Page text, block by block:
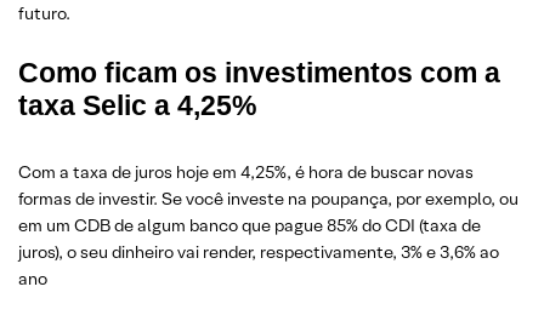
futuro.
Como ficam os investimentos com a
taxa Selic a 4,25%
Com a taxa de juros hoje em 4,25%, é hora de buscar novas
formas de investir. Se você investe na poupança, por exemplo, ou
em um CDB de algum banco que pague 85% do CDI (taxa de
juros), o seu dinheiro vai render, respectivamente, 3% e 3,6% ao
ano